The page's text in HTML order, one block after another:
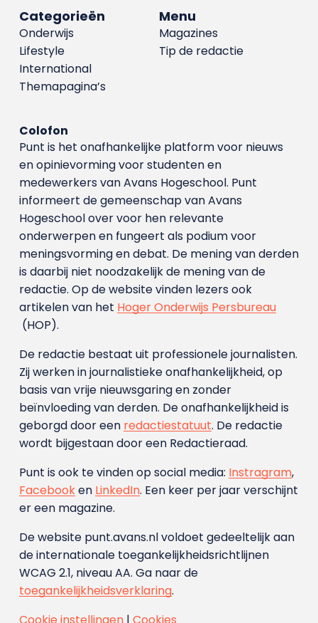
Menu
Magazines
Tip de redactie
Categorieën
Onderwijs
Lifestyle
International
Themapagina’s
Colofon
Punt is het onafhankelijke platform voor nieuws
en opinievorming voor studenten en
medewerkers van Avans Hoge­school. Punt
informeert de gemeenschap van Avans
Hogeschool over voor hen relevante
onderwerpen en fungeert als podium voor
meningsvorming en debat. De mening van derden
is daarbij niet noodzakelijk de mening van de
redactie. Op de website vinden lezers ook
artikelen van het Hoger Onderwijs Persbureau
(HOP).
De redactie bestaat uit professionele journalisten.
Zij werken in journalistieke onafhankelijkheid, op
basis van vrije nieuwsgaring en zonder
beïnvloeding van derden. De onafhankelijkheid is
geborgd door een redactiestatuut. De redactie
wordt bijgestaan door een Redactieraad.
Punt is ook te vinden op social media: Instragram,
Facebooken LinkedIn. Een keer per jaar verschijnt
er een magazine.
De website punt.avans.nl voldoet gedeeltelijk aan
de internationale toegankelijkheidsrichtlijnen
WCAG 2.1, niveau AA. Ga naar de
toegankelijkheidsverklaring.
Cookie instellingen| Cookies